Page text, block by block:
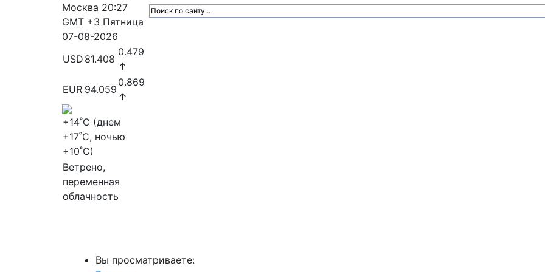
Москва 20:27
GMT +3 Пятница
07-08-2026
USD 81.408
0.479
↑
EUR 94.059
0.869
↑
+14˚C (днем
+17˚C, ночью
+10˚C)
Ветрено,
переменная
облачность
Вы просматриваете: